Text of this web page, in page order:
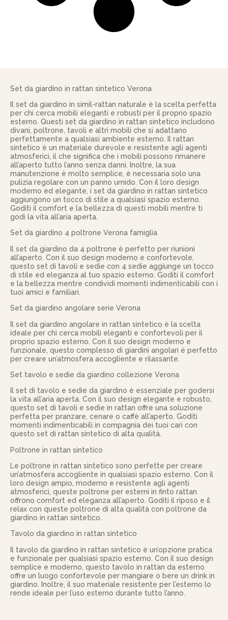
Set da giardino in rattan sintetico Verona
Il set da giardino in simil-rattan naturale è la scelta perfetta
per chi cerca mobili eleganti e robusti per il proprio spazio
esterno. Questi set da giardino in rattan sintetico includono
divani, poltrone, tavoli e altri mobili che si adattano
perfettamente a qualsiasi ambiente esterno. Il rattan
sintetico è un materiale durevole e resistente agli agenti
atmosferici, il che significa che i mobili possono rimanere
all’aperto tutto l’anno senza danni. Inoltre, la sua
manutenzione è molto semplice, è necessaria solo una
pulizia regolare con un panno umido. Con il loro design
moderno ed elegante, i set da giardino in rattan sintetico
aggiungono un tocco di stile a qualsiasi spazio esterno.
Goditi il comfort e la bellezza di questi mobili mentre ti
godi la vita all’aria aperta.
Set da giardino 4 poltrone Verona famiglia
Il set da giardino da 4 poltrone è perfetto per riunioni
all’aperto. Con il suo design moderno e confortevole,
questo set di tavoli e sedie con 4 sedie aggiunge un tocco
di stile ed eleganza al tuo spazio esterno. Goditi il comfort
e la bellezza mentre condividi momenti indimenticabili con i
tuoi amici e familiari.
Set da giardino angolare serie Verona
Il set da giardino angolare in rattan sintetico è la scelta
ideale per chi cerca mobili eleganti e confortevoli per il
proprio spazio esterno. Con il suo design moderno e
funzionale, questo complesso di giardini angolari è perfetto
per creare un’atmosfera accogliente e rilassante.
Set tavolo e sedie da giardino collezione Verona
Il set di tavolo e sedie da giardino è essenziale per godersi
la vita all’aria aperta. Con il suo design elegante e robusto,
questo set di tavoli e sedie in rattan offre una soluzione
perfetta per pranzare, cenare o caffè all’aperto. Goditi
momenti indimenticabili in compagnia dei tuoi cari con
questo set di rattan sintetico di alta qualità.
Poltrone in rattan sintetico
Le poltrone in rattan sintetico sono perfette per creare
un’atmosfera accogliente in qualsiasi spazio esterno. Con il
loro design ampio, moderno e resistente agli agenti
atmosferici, queste poltrone per esterni in finto rattan
offrono comfort ed eleganza all’aperto. Goditi il riposo e il
relax con queste poltrone di alta qualità con poltrone da
giardino in rattan sintetico.
Tavolo da giardino in rattan sintetico
Il tavolo da giardino in rattan sintetico è un’opzione pratica
e funzionale per qualsiasi spazio esterno. Con il suo design
semplice e moderno, questo tavolo in rattan da esterno
offre un luogo confortevole per mangiare o bere un drink in
giardino. Inoltre, il suo materiale resistente per l’esterno lo
rende ideale per l’uso esterno durante tutto l’anno.